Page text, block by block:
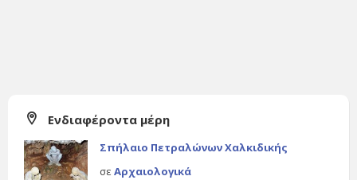
Ενδιαφέροντα μέρη
Σπήλαιο Πετραλώνων Χαλκιδικής
σε Αρχαιολογικά